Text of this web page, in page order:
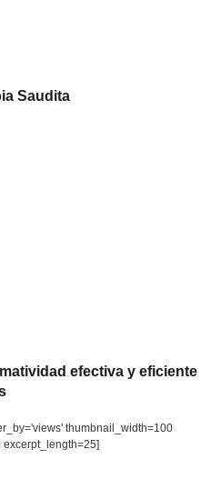
Saudita
efectiva y eficiente
thumbnail_width=100